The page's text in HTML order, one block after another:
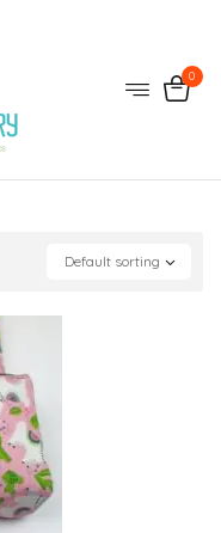
0
Default sorting